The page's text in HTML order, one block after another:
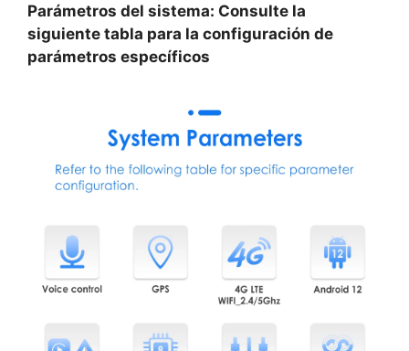
Parámetros del sistema: Consulte la
siguiente tabla para la configuración de
parámetros específicos